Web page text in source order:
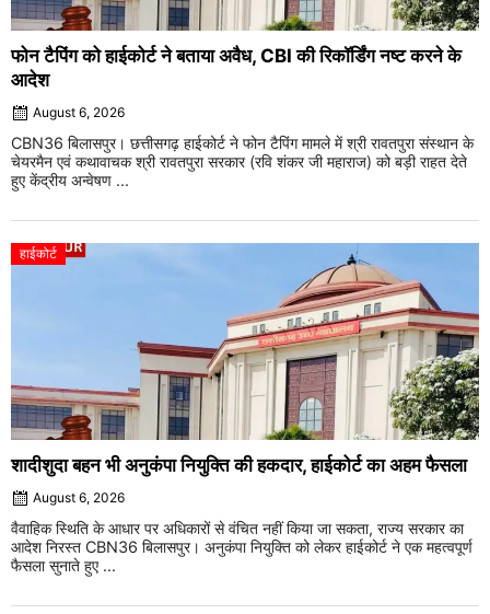
फोन टैपिंग को हाईकोर्ट ने बताया अवैध, CBI की रिकॉर्डिंग नष्ट करने के
आदेश
August 6, 2026
CBN36 बिलासपुर। छत्तीसगढ़ हाईकोर्ट ने फोन टैपिंग मामले में श्री रावतपुरा संस्थान के
चेयरमैन एवं कथावाचक श्री रावतपुरा सरकार (रवि शंकर जी महाराज) को बड़ी राहत देते
हुए केंद्रीय अन्वेषण ...
हाईकोर्ट
शादीशुदा बहन भी अनुकंपा नियुक्ति की हकदार, हाईकोर्ट का अहम फैसला
August 6, 2026
वैवाहिक स्थिति के आधार पर अधिकारों से वंचित नहीं किया जा सकता, राज्य सरकार का
आदेश निरस्त CBN36 बिलासपुर। अनुकंपा नियुक्ति को लेकर हाईकोर्ट ने एक महत्वपूर्ण
फैसला सुनाते हुए ...